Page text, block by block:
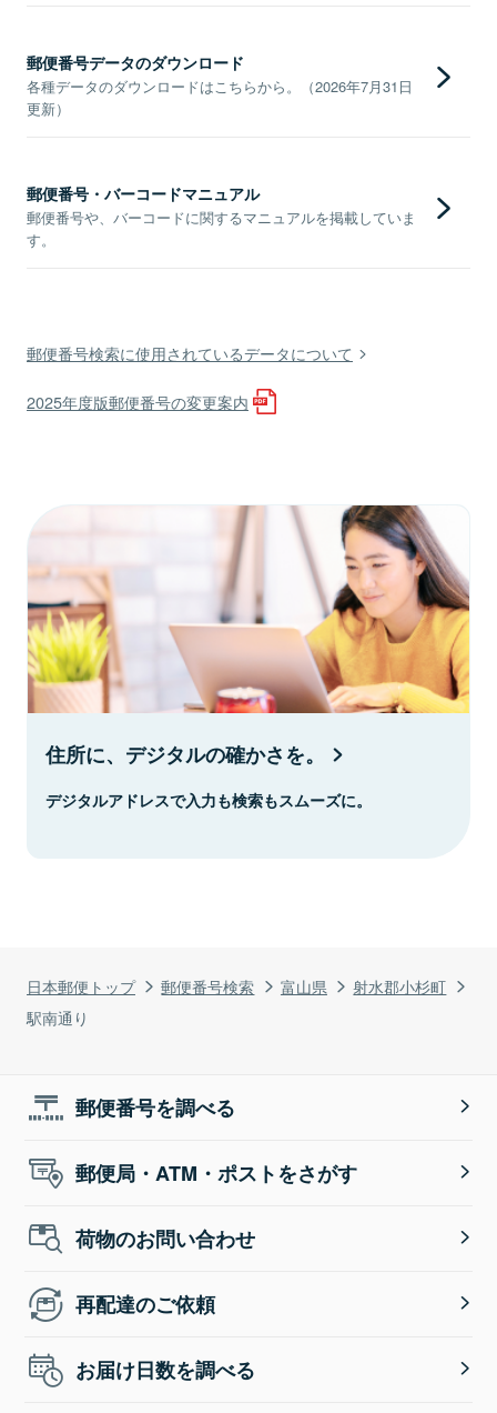
日本郵便トップ 郵便番号検索 富山県
射水郡小杉町
駅南通り
郵便番号データのダウンロード
各種データのダウンロードはこちらから。（2026年7月31日
更新）
郵便番号・バーコードマニュアル
郵便番号や、バーコードに関するマニュアルを掲載していま
す。
郵便番号検索に使用されているデータについて
2025年度版郵便番号の変更案内
住所に、デジタルの確かさを。
デジタルアドレスで入力も検索もスムーズに。
郵便番号を調べる
郵便局・ATM・ポストをさがす
荷物のお問い合わせ
再配達のご依頼
お届け日数を調べる